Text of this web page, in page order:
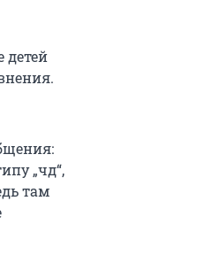
„чд“,
там